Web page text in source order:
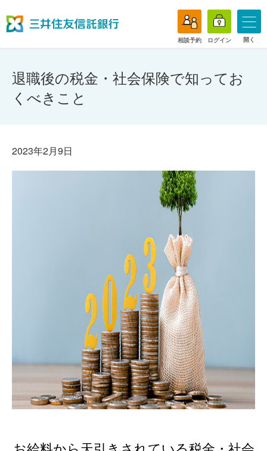
相談予約 ログイン 開く
退職後の税金・社会保険で知ってお
くべきこと
2023年2月9日